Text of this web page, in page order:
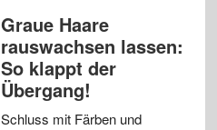
Graue Haare
rauswachsen lassen:
So klappt der
Übergang!
Schluss mit Färben und